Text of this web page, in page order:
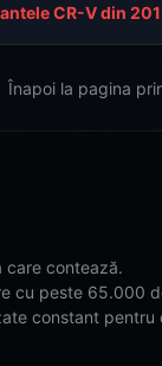
CR-V din
Înapoi la pagina
care contează.
cu peste 65.000
constant pentru